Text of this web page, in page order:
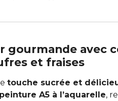
gourmande avec
et fraises
touche sucrée et
peinture A5 à l’aquarelle,